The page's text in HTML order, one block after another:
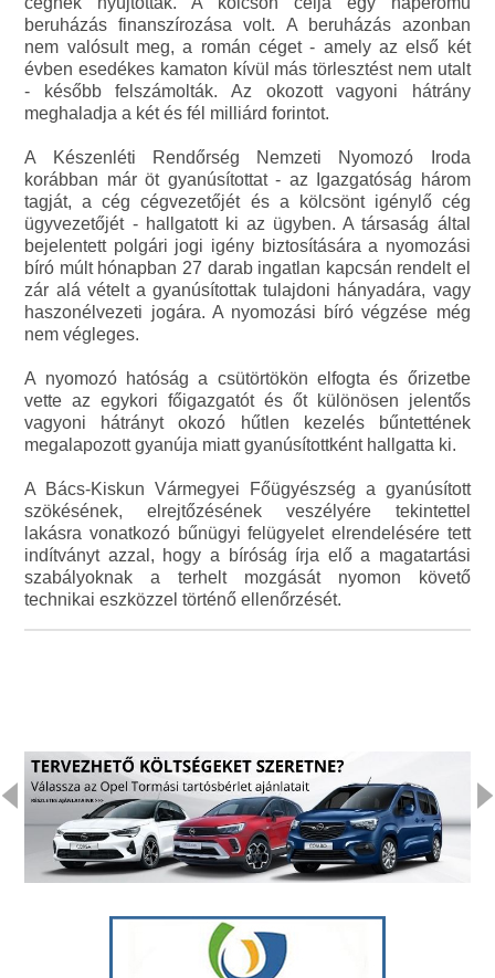
beruházás finanszírozása volt. A beruházás azonban
nem valósult meg, a román céget - amely az első két
évben esedékes kamaton kívül más törlesztést nem utalt
- később felszámolták. Az okozott vagyoni hátrány
meghaladja a két és fél milliárd forintot.
A Készenléti Rendőrség Nemzeti Nyomozó Iroda
korábban már öt gyanúsítottat - az Igazgatóság három
tagját, a cég cégvezetőjét és a kölcsönt igénylő cég
ügyvezetőjét - hallgatott ki az ügyben. A társaság által
bejelentett polgári jogi igény biztosítására a nyomozási
bíró múlt hónapban 27 darab ingatlan kapcsán rendelt el
zár alá vételt a gyanúsítottak tulajdoni hányadára, vagy
haszonélvezeti jogára. A nyomozási bíró végzése még
nem végleges.
A nyomozó hatóság a csütörtökön elfogta és őrizetbe
vette az egykori főigazgatót és őt különösen jelentős
vagyoni hátrányt okozó hűtlen kezelés bűntettének
megalapozott gyanúja miatt gyanúsítottként hallgatta ki.
A Bács-Kiskun Vármegyei Főügyészség a gyanúsított
szökésének, elrejtőzésének veszélyére tekintettel
lakásra vonatkozó bűnügyi felügyelet elrendelésére tett
indítványt azzal, hogy a bíróság írja elő a magatartási
szabályoknak a terhelt mozgását nyomon követő
technikai eszközzel történő ellenőrzését.